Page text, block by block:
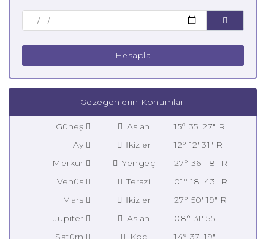
Hesapla
Gezegenlerin Konumları
Güneş Aslan
15° 35' 27" R
Ay
İkizler
12° 12' 31" R
Merkür
Yengeç
27° 36' 18" R
Venüs
Terazi
01° 18' 43" R
Mars
İkizler
27° 50' 19" R
Jüpiter
Aslan
08° 31' 55"
Satürn
Koç
14° 37' 19"